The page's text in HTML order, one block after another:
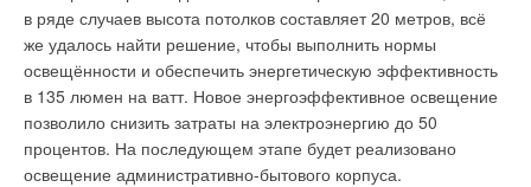
в ряде случаев высота потолков составляет 20 метров, всё
же удалось найти решение, чтобы выполнить нормы
освещённости и обеспечить энергетическую эффективность
в 135 люмен на ватт. Новое энергоэффективное освещение
позволило снизить затраты на электроэнергию до 50
процентов. На последующем этапе будет реализовано
освещение административно-бытового корпуса.
Читайте по теме:
→ К юбилею Григория Валентиновича Томарова
ЖУРНАЛ СОК ИЮНЬ 2026
→ Об утилизации тепловых отходов
ЖУРНАЛ СОК ИЮНЬ 2026
→
Разработка и оценка мероприятий по повышению
энергоэффективности на примере общественного
здания в г. Екатеринбург
ЖУРНАЛ СОК АПРЕЛЬ 2026